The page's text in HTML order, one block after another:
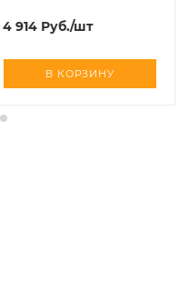
4 914 Руб./шт
В КОРЗИНУ